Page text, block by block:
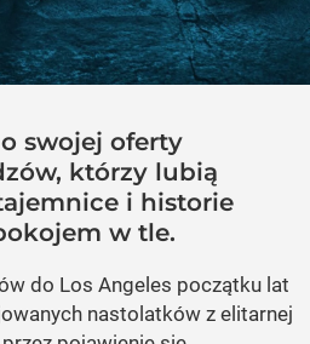
swojej oferty
którzy lubią
i historie
w tle.
do Los Angeles początku lat
nastolatków z elitarnej